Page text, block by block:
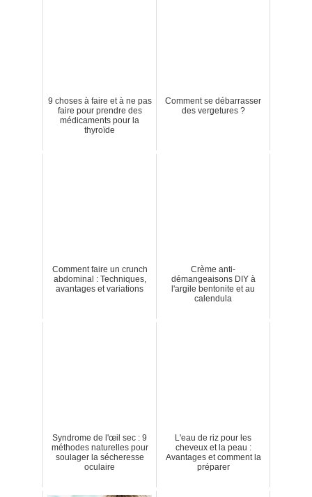
9 choses à faire et à ne pas
faire pour prendre des
médicaments pour la
thyroïde
Comment se débarrasser
des vergetures ?
Comment faire un crunch
abdominal : Techniques,
avantages et variations
Crème anti-
démangeaisons DIY à
l'argile bentonite et au
calendula
Syndrome de l'œil sec : 9
méthodes naturelles pour
soulager la sécheresse
oculaire
L'eau de riz pour les
cheveux et la peau :
Avantages et comment la
préparer